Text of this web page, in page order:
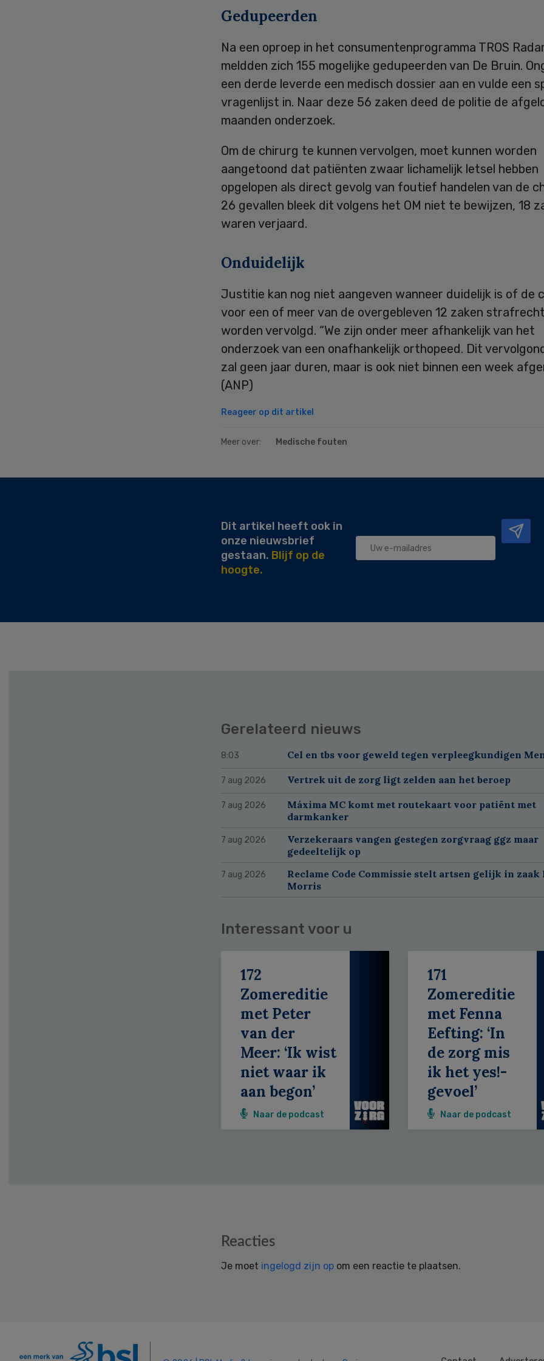
Gedupeerden
Na een oproep in het consumentenprogramma TROS
meldden zich 155 mogelijke gedupeerden van De Bruin.
een derde leverde een medisch dossier aan en vulde een
vragenlijst in. Naar deze 56 zaken deed de politie de
maanden onderzoek.
Om de chirurg te kunnen vervolgen, moet kunnen worden
aangetoond dat patiënten zwaar lichamelijk letsel hebben
opgelopen als direct gevolg van foutief handelen van de
26 gevallen bleek dit volgens het OM niet te bewijzen, 18
waren verjaard.
Onduidelijk
Justitie kan nog niet aangeven wanneer duidelijk is of de
voor een of meer van de overgebleven 12 zaken
worden vervolgd. “We zijn onder meer afhankelijk van het
onderzoek van een onafhankelijk orthopeed. Dit
zal geen jaar duren, maar is ook niet binnen een week
(ANP)
Reageer op dit artikel
Meer over: Medische fouten
Dit artikel heeft ook in
onze nieuwsbrief
gestaan. Blijf op de
hoogte.
Gerelateerd nieuws
8:03 Cel en tbs voor geweld tegen verpleegkundigen
7 aug 2026 Vertrek uit de zorg ligt zelden aan het beroep
7 aug 2026
Máxima MC komt met routekaart voor patiënt met
darmkanker
7 aug 2026
Verzekeraars vangen gestegen zorgvraag ggz maar
gedeeltelijk op
7 aug 2026
Reclame Code Commissie stelt artsen gelijk in
Morris
Interessant voor u
172
Zomereditie
met Peter
van der
Meer: ‘Ik wist
niet waar ik
aan begon’
Naar de podcast
171
Zomereditie
met Fenna
Eefting: ‘In
de zorg mis
ik het yes!-
gevoel’
Naar de podcast
Reacties
Je moet ingelogd zijn op om een reactie te plaatsen.